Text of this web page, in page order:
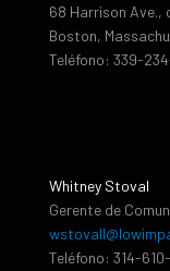
68 Harrison Ave.,
Boston,
Teléfono: 339-
Whitney Stoval
Gerente de
Teléfono: 314-